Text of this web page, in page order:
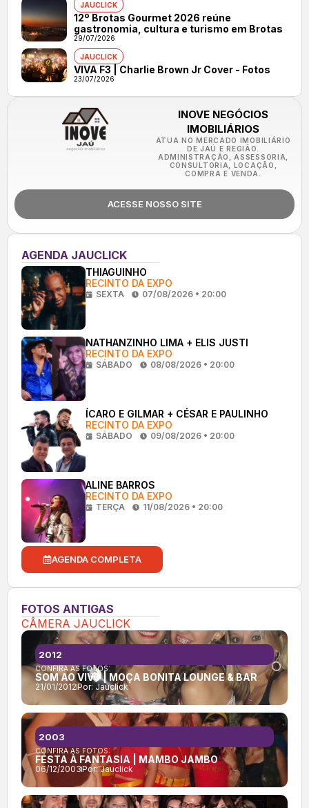
JAUCLICK
12º Brotas Gourmet 2026 reúne
gastronomia, cultura e turismo em Brotas
29/07/2026
JAUCLICK
VIVA F3 | Charlie Brown Jr Cover - Fotos
23/07/2026
INOVE NEGÓCIOS
IMOBILIÁRIOS
ATUA NO MERCADO IMOBILIÁRIO
DE JAÚ E REGIÃO.
ADMINISTRAÇÃO, ASSESSORIA,
CONSULTORIA, LOCAÇÃO,
COMPRA E VENDA.
ACESSE NOSSO SITE
AGENDA JAUCLICK
THIAGUINHO
RECINTO DA EXPO
SEXTA 07/08/2026 • 20:00
NATHANZINHO LIMA + ELIS JUSTI
RECINTO DA EXPO
SÁBADO 08/08/2026 • 20:00
ÍCARO E GILMAR + CÉSAR E PAULINHO
RECINTO DA EXPO
SÁBADO 09/08/2026 • 20:00
ALINE BARROS
RECINTO DA EXPO
TERÇA 11/08/2026 • 20:00
AGENDA COMPLETA
FOTOS ANTIGAS
CÂMERA JAUCLICK
CONFIRA AS FOTOS:
SOM AO VIVO | MOÇA BONITA LOUNGE & BAR
21/01/2012Por:Jauclick
2012
CONFIRA AS FOTOS:
FESTA À FANTASIA | MAMBO JAMBO
06/12/2003Por:Jauclick
2003